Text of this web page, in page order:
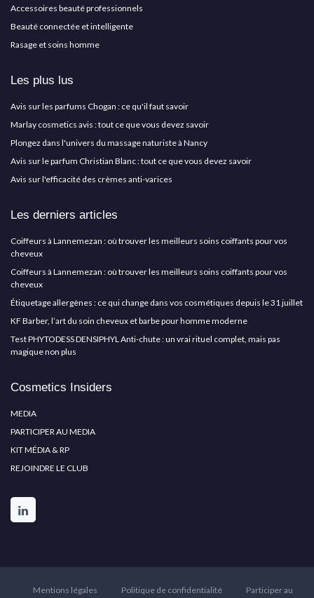
Accessoires beauté professionnels
Beauté connectée et intelligente
Rasage et soins homme
Les plus lus
Avis sur les parfums Chogan : ce qu'il faut savoir
Marlay cosmetics avis : tout ce que vous devez savoir
Plongez dans l'univers du massage naturiste à Nancy
Avis sur le parfum Christian Blanc : tout ce que vous devez savoir
Avis sur l'efficacité des crèmes anti-varices
Les derniers articles
Coiffeurs à Lannemezan : où trouver les meilleurs soins coiffants pour vos
cheveux
Coiffeurs à Lannemezan : où trouver les meilleurs soins coiffants pour vos
cheveux
Étiquetage allergènes : ce qui change dans vos cosmétiques depuis le 31 juillet
KF Barber, l’art du soin cheveux et barbe pour homme moderne
Test PHYTODESS DENSIPHYL Anti-chute : un vrai rituel complet, mais pas
magique non plus
Cosmetics Insiders
MEDIA
PARTICIPER AU MEDIA
KIT MÉDIA & RP
REJOINDRE LE CLUB
Mentions légales Politique de confidentialité
Participer au